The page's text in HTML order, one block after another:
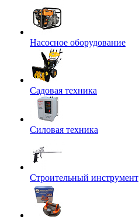
Насосное оборудование
Садовая техника
Силовая техника
Строительный инструмент